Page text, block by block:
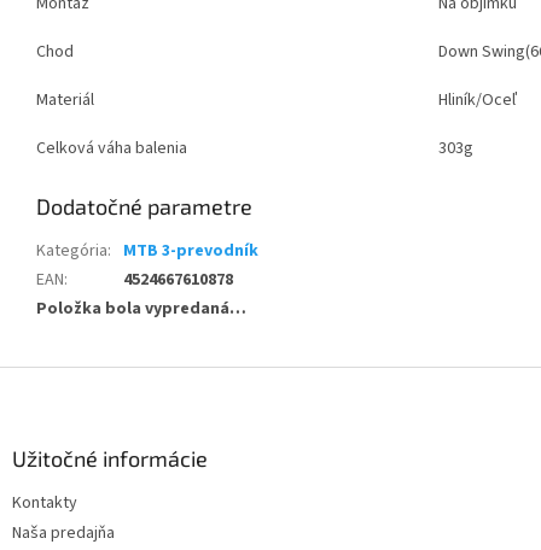
Chod
Down
Materiál
Hliník/Oceľ
Celková váha balenia
303g
Dodatočné parametre
Kategória: MTB 3-prevodník
EAN:
4524667610878
Položka bola vypredaná…
Užitočné informácie
Kontakty
Naša predajňa